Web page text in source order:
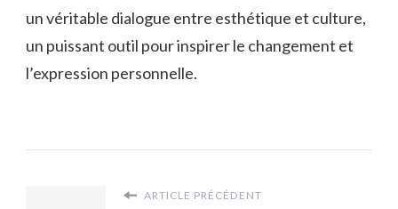
un véritable dialogue entre esthétique et culture,
un puissant outil pour inspirer le changement et
l’expression personnelle.
ARTICLE PRÉCÉDENT